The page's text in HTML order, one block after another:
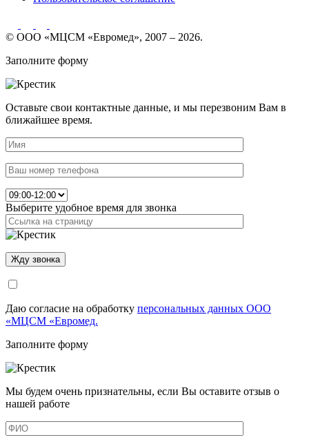
© ООО «МЦСМ «Евромед», 2007 – 2026.
Заполните форму
Оставьте свои контактные данные, и мы перезвоним Вам в
ближайшее время.
Выберите удобное время для звонка
Даю согласие на обработку персональных данных ООО
«МЦСМ «Евромед.
Заполните форму
Мы будем очень признательны, если Вы оставите отзыв о
нашей работе